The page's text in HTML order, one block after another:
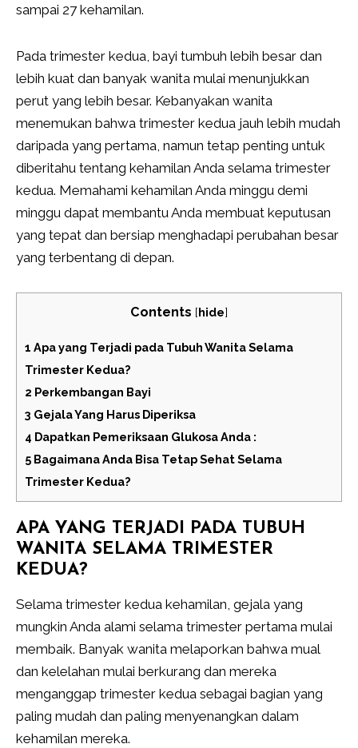
sampai 27 kehamilan.
Pada trimester kedua, bayi tumbuh lebih besar dan
lebih kuat dan banyak wanita mulai menunjukkan
perut yang lebih besar. Kebanyakan wanita
menemukan bahwa trimester kedua jauh lebih mudah
daripada yang pertama, namun tetap penting untuk
diberitahu tentang kehamilan Anda selama trimester
kedua. Memahami kehamilan Anda minggu demi
minggu dapat membantu Anda membuat keputusan
yang tepat dan bersiap menghadapi perubahan besar
yang terbentang di depan.
Contents [hide]
1 Apa yang Terjadi pada Tubuh Wanita Selama
Trimester Kedua?
2 Perkembangan Bayi
3 Gejala Yang Harus Diperiksa
4 Dapatkan Pemeriksaan Glukosa Anda :
5 Bagaimana Anda Bisa Tetap Sehat Selama
Trimester Kedua?
APA YANG TERJADI PADA TUBUH
WANITA SELAMA TRIMESTER
KEDUA?
Selama trimester kedua kehamilan, gejala yang
mungkin Anda alami selama trimester pertama mulai
membaik. Banyak wanita melaporkan bahwa mual
dan kelelahan mulai berkurang dan mereka
menganggap trimester kedua sebagai bagian yang
paling mudah dan paling menyenangkan dalam
kehamilan mereka.